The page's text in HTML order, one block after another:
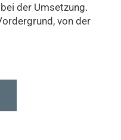
der Umsetzung.
von der